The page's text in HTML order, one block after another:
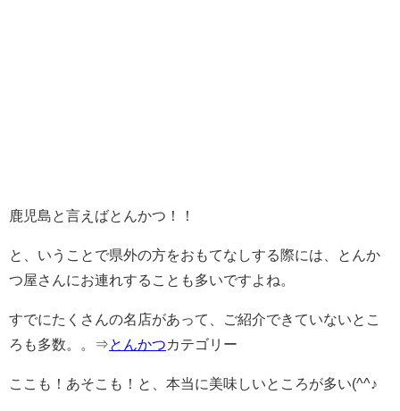
鹿児島と言えばとんかつ！！
と、いうことで県外の方をおもてなしする際には、とんか
つ屋さんにお連れすることも多いですよね。
すでにたくさんの名店があって、ご紹介できていないとこ
ろも多数。。⇒ とんかつカテゴリー
ここも！あそこも！と、本当に美味しいところが多い(^^♪